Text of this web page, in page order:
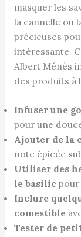
masquer les
la cannelle ou
précieuses
intéressante.
Albert Ménès
des produits à
Infuser une
pour une
Ajouter de la
note épicée
Utiliser des
le basilic pour
Inclure
comestible
Tester de